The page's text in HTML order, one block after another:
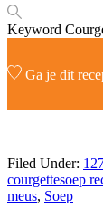
Keyword
Ga je dit
Filed Under:
courgettesoep
meus, Soep